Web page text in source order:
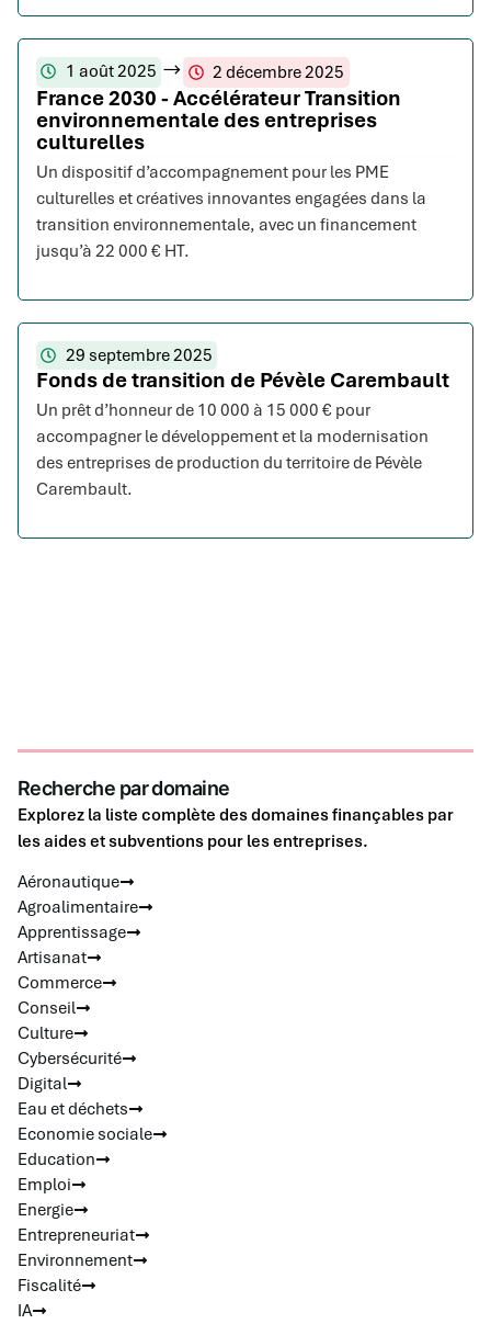
1 août 2025 2 décembre 2025
France 2030 - Accélérateur Transition
environnementale des entreprises
culturelles
Un dispositif d’accompagnement pour les PME
culturelles et créatives innovantes engagées dans la
transition environnementale, avec un financement
jusqu’à 22 000 € HT.
29 septembre 2025
Fonds de transition de Pévèle Carembault
Un prêt d’honneur de 10 000 à 15 000 € pour
accompagner le développement et la modernisation
des entreprises de production du territoire de Pévèle
Carembault.
Recherche par domaine
Explorez la liste complète des domaines finançables par
les aides et subventions pour les entreprises.
Aéronautique
Agroalimentaire
Apprentissage
Artisanat
Commerce
Conseil
Culture
Cybersécurité
Digital
Eau et déchets
Economie sociale
Education
Emploi
Energie
Entrepreneuriat
Environnement
Fiscalité
IA